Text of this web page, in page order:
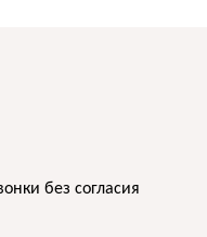
без согласия